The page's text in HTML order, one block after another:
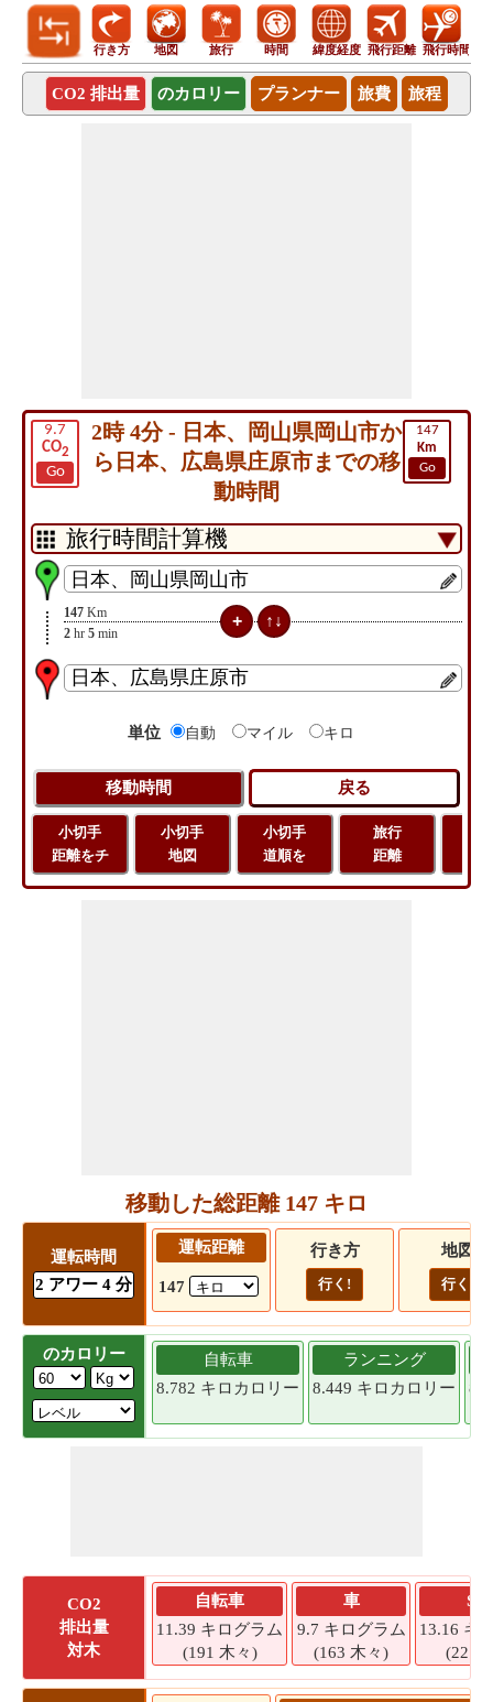
行き方 地図 旅行 時間 緯度経度 飛行距離 飛行時間
CO2 排出量 のカロリー プランナー 旅費 旅程
9.7
CO2
Go
147
Km
Go
2時 4分 - 日本、岡山県岡山市か
ら日本、広島県庄原市までの移
動時間
147 Km
2 hr 5 min
単位 自動 マイル キロ
小切手
距離をチ
小切手
地図
小切手
道順を
旅行
距離
移動した総距離 147 キロ
運転時間
2 アワー 4 分
運転距離
147
行き方
行く!
地図
行く!
のカロリー
自転車
8.782 キロカロリー
ランニング
8.449 キロカロリー
CO2
排出量
対木
自転車
11.39 キログラム
(191 木々)
車
9.7 キログラム
(163 木々)
13.16 キ
(221